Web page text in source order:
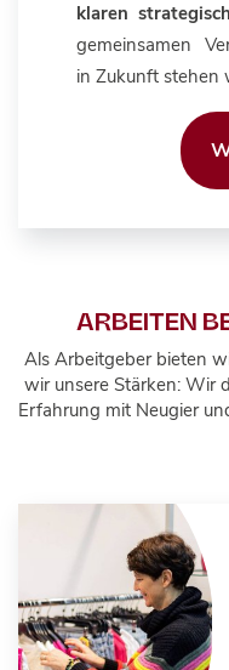
klaren
gemeinsamen
in Zukunft stehen
ARBEITEN
Als Arbeitgeber bieten
wir unsere Stärken: Wir
Erfahrung mit Neugier